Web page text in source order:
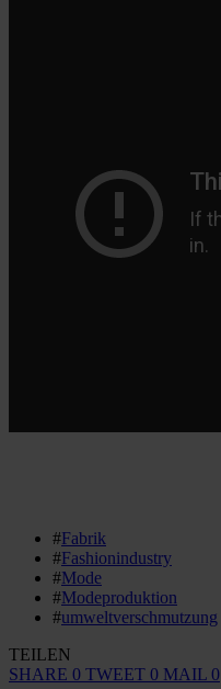
#Fabrik
#Fashionindustry
#Mode
#Modeproduktion
#umweltverschmutzung
TEILEN
SHARE 0 TWEET 0 MAIL 0